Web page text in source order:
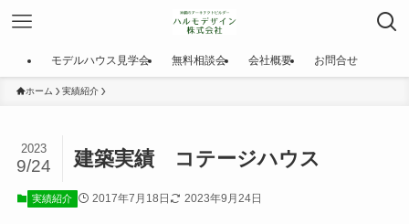
モデルハウス見学会 無料相談会 会社概要 お問合せ
ホーム 実績紹介
建築実績 コテージハウス
2023
9/24
実績紹介 2017年7月18日 2023年9月24日